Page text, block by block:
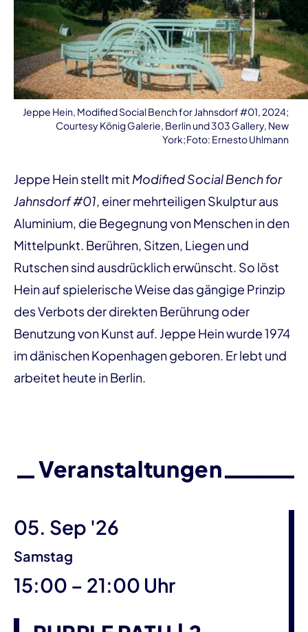
Jeppe Hein stellt mit Modified Social Bench for
Jahnsdorf #01, einer mehrteiligen Skulptur aus
Aluminium, die Begegnung von Menschen in den
Mittelpunkt. Berühren, Sitzen, Liegen und
Rutschen sind ausdrücklich erwünscht. So löst
Hein auf spielerische Weise das gängige Prinzip
des Verbots der direkten Berührung oder
Benutzung von Kunst auf. Jeppe Hein wurde 1974
im dänischen Kopenhagen geboren. Er lebt und
arbeitet heute in Berlin.
Jeppe Hein, Modified Social Bench for Jahnsdorf #01, 2024;
Courtesy König Galerie, Berlin und 303 Gallery, New
York; Foto: Ernesto Uhlmann
Veranstaltungen
05. Sep '26
Samstag
15:00 – bis
21:00 Uhr